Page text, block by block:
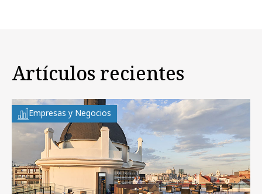
Artículos recientes
Empresas y Negocios